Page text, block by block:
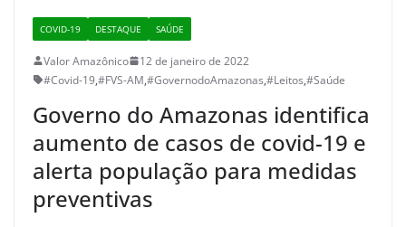
COVID-19 DESTAQUE SAÚDE
Valor Amazônico
12 de janeiro de 2022
#Covid-19,#FVS-AM,#GovernodoAmazonas,#Leitos,#Saúde
Governo do Amazonas identifica
aumento de casos de covid-19 e
alerta população para medidas
preventivas